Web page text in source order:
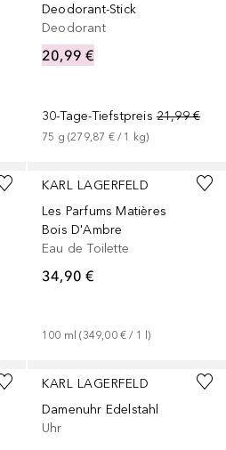
Deodorant-Stick
Deodorant
20,99 €
30-Tage-Tiefstpreis 21,99 €
75 g (279,87 € / 1 kg)
KARL LAGERFELD
Les Parfums Matières
Bois D'Ambre
Eau de Toilette
34,90 €
100 ml (349,00 € / 1 l)
KARL LAGERFELD
Damenuhr Edelstahl
Uhr